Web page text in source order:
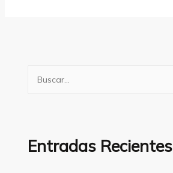
a
Entradas Recientes